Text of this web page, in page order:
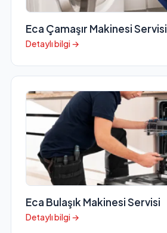
Eca Çamaşır Makinesi Servisi
Detaylı bilgi →
Eca Bulaşık Makinesi Servisi
Detaylı bilgi →